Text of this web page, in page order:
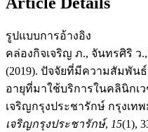
รูปแบบการอ้างอิง
คล่องกิจเจริญ ภ., จันทรศิริ ว
(2019). ปัจจัยที่มีความสัมพัน
อายุที่มาใช้บริการในคลินิกเ
เจริญกรุงประชารักษ์ กรุงเท
เจริญกรุงประชารักษ์, 15(1),